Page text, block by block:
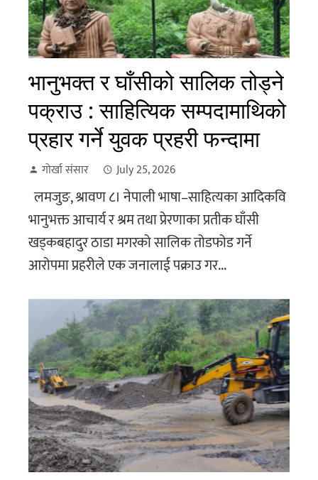
भानुभक्त र घाँसीको सालिक तोड्ने
पक्राउ : साहित्यिक सम्पदामाथिको
प्रहार गर्ने युवक प्रहरी फन्दामा
गोर्खा संसार July 25, 2026
लमजुङ, श्रावण ८। नेपाली भाषा–साहित्यका आदिकवि
भानुभक्त आचार्य र श्रम तथा प्रेरणाका प्रतीक घाँसी
खड्कबहादुर ठाडा मगरको सालिक तोडफोड गर्ने
आरोपमा प्रहरीले एक जनालाई पक्राउ गर...